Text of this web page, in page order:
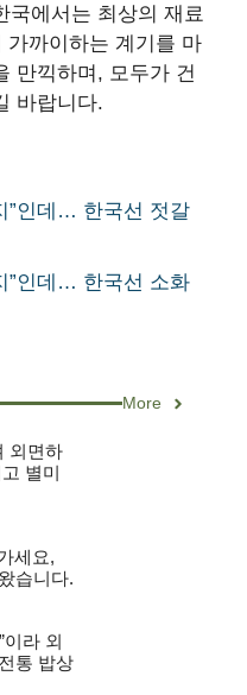
국에서는 최상의 재료
가까이하는 계기를 마
만끽하며, 모두가 건
바랍니다.
”인데… 한국선 젓갈
”인데… 한국선 소화
More
외면하
별미
세요,
습니다.
이라 외
통 밥상